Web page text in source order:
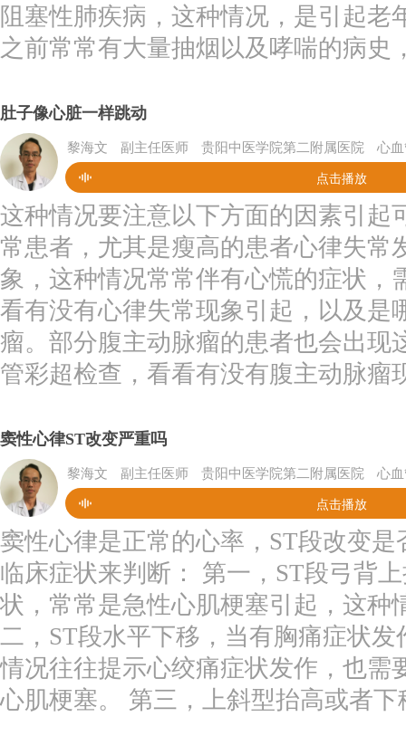
阻塞性肺疾病，这种情况，是引起
之前常常有大量抽烟以及哮喘的病史
肚子像心脏一样跳动
黎海文 副主任医师 贵阳中医学院第二附属医院 心
点击播放
这种情况要注意以下方面的因素引起
常患者，尤其是瘦高的患者心律失常
象，这种情况常常伴有心慌的症状
看有没有心律失常现象引起，以及是
瘤。部分腹主动脉瘤的患者也会出
管彩超检查，看看有没有腹主动脉瘤
窦性心律ST改变严重吗
黎海文 副主任医师 贵阳中医学院第二附属医院 心
点击播放
窦性心律是正常的心率，ST段改变
临床症状来判断： 第一，ST段弓背
状，常常是急性心肌梗塞引起，这种
二，ST段水平下移，当有胸痛症状
情况往往提示心绞痛症状发作，也需
心肌梗塞。 第三，上斜型抬高或者下